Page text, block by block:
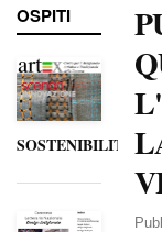
OSPITI
SOSTENIBILITÀ